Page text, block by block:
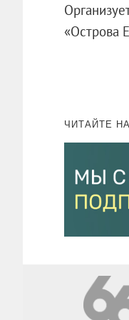
«Острова
ЧИТАЙТЕ